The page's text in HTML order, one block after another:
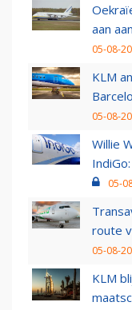
aan
05-08-
KLM
05-08-
Willie
05-
route
05-08-
KLM